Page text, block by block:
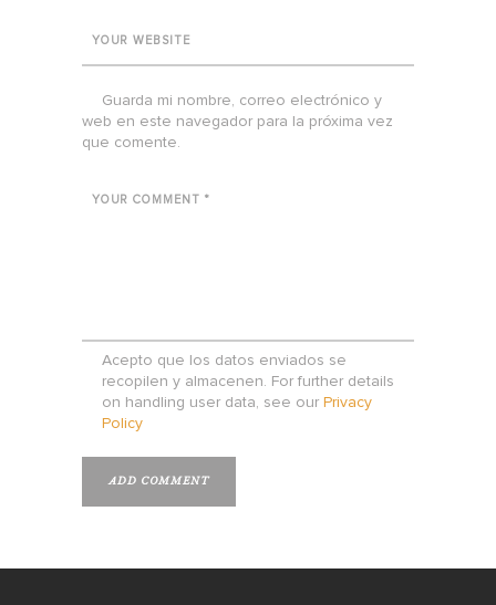
Guarda mi nombre, correo electrónico y
web en este navegador para la próxima vez
que comente.
Acepto que los datos enviados se
recopilen y almacenen. For further details
on handling user data, see ourPrivacy
Policy